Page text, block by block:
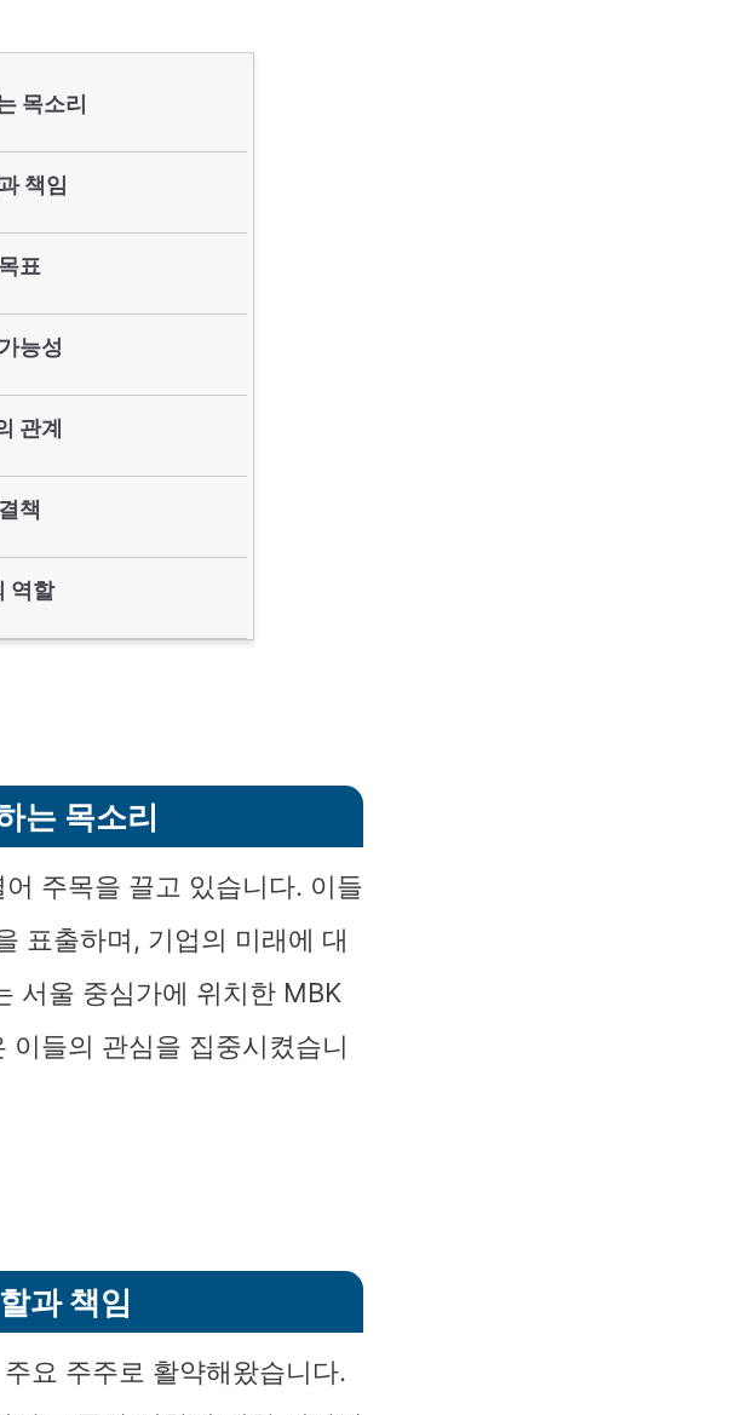
목소리
책임
표
능성
관계
책
역할
는 목소리
주목을 끌고 있습니다. 이들
표출하며, 기업의 미래에 대
서울 중심가에 위치한 MBK
들의 관심을 집중시켰습니
과 책임
요 주주로 활약해왔습니다.